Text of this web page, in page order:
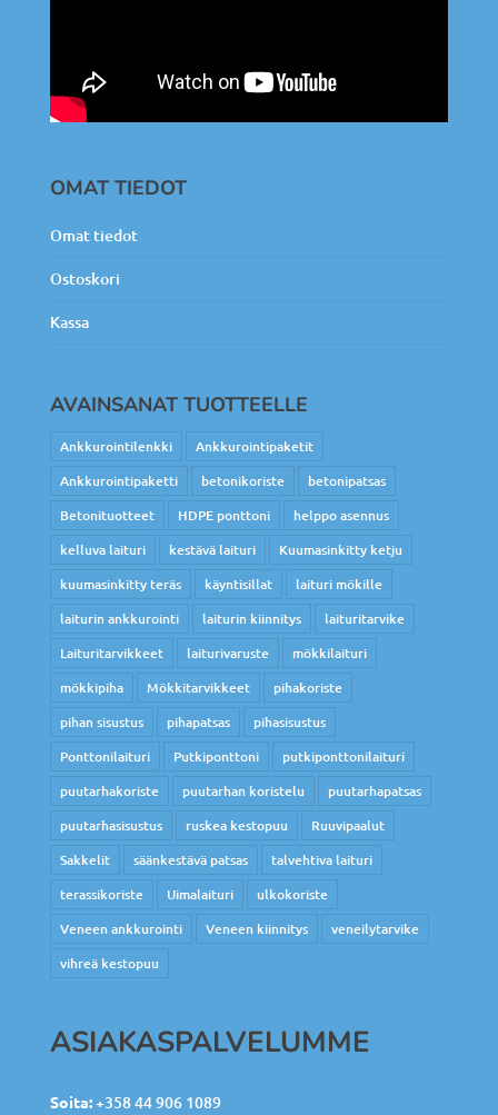
OMAT TIEDOT
Omat tiedot
Ostoskori
Kassa
AVAINSANAT TUOTTEELLE
Ankkurointilenkki
Ankkurointipaketit
Ankkurointipaketti
betonikoriste
betonipatsas
Betonituotteet
HDPE ponttoni
helppo asennus
kelluva laituri
kestävä laituri
Kuumasinkitty ketju
kuumasinkitty teräs
käyntisillat
laituri mökille
laiturin ankkurointi
laiturin kiinnitys
laituritarvike
Laituritarvikkeet
laiturivaruste
mökkilaituri
mökkipiha
Mökkitarvikkeet
pihakoriste
pihan sisustus
pihapatsas
pihasisustus
Ponttonilaituri
Putkiponttoni
putkiponttonilaituri
puutarhakoriste
puutarhan koristelu
puutarhapatsas
puutarhasisustus
ruskea kestopuu
Ruuvipaalut
Sakkelit
säänkestävä patsas
talvehtiva laituri
terassikoriste
Uimalaituri
ulkokoriste
Veneen ankkurointi
Veneen kiinnitys
veneilytarvike
vihreä kestopuu
ASIAKASPALVELUMME
Soita:+358 44 906 1089